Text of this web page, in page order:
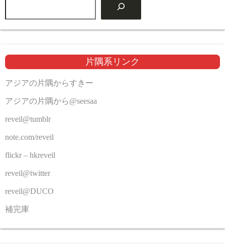
片隅系リンク
アジアの片隅からすきー
アジアの片隅から@seesaa
reveil@tumblr
note.com/reveil
flickr – hkreveil
reveil@twitter
reveil@DUCO
補完庫